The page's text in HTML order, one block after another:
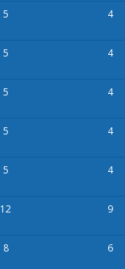
5 4
5 4
5 4
5 4
5 4
12 9
8 6